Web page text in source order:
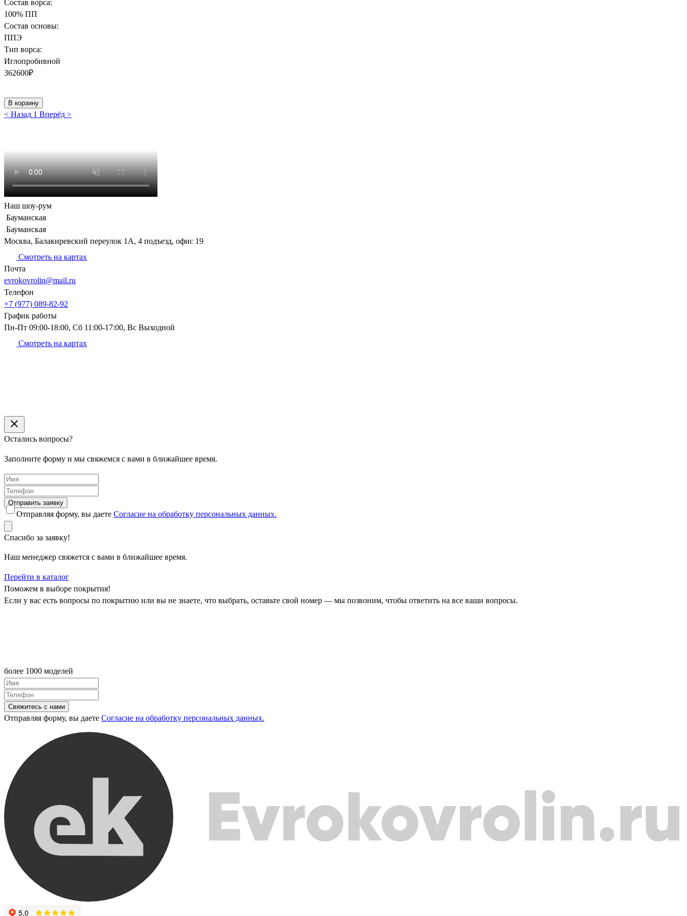
Состав ворса:
100% ПП
Состав основы:
ППЭ
Тип ворса:
Иглопробивной
362600₽
В корзину
< Назад 1 Вперёд >
Наш шоу-рум
Бауманская
Бауманская
Москва, Балакиревский переулок 1А, 4 подъезд, офис 19
Смотреть на картах
Почта
evrokovrolin@mail.ru
Телефон
+7 (977) 089-82-92
График работы
Пн-Пт 09:00-18:00, Сб 11:00-17:00, Вс Выходной
Смотреть на картах
Остались вопросы?
Заполните форму и мы свяжемся с вами в ближайшее время.
Отправить заявку
Отправляя форму, вы даете Согласие на обработку персональных данных.
Спасибо за заявку!
Наш менеджер свяжется с вами в ближайшее время.
Перейти в каталог
Поможем в выборе покрытия!
Если у вас есть вопросы по покрытию или вы не знаете, что выбрать, оставьте свой номер — мы позвоним, чтобы ответить на все ваши вопросы.
более 1000 моделей
Свяжитесь с нами
Отправляя форму, вы даете Согласие на обработку персональных данных.